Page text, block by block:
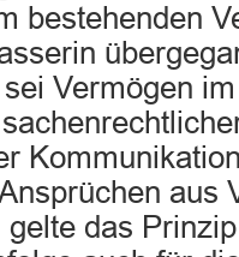
bestehenden
Vermögen
aus
das